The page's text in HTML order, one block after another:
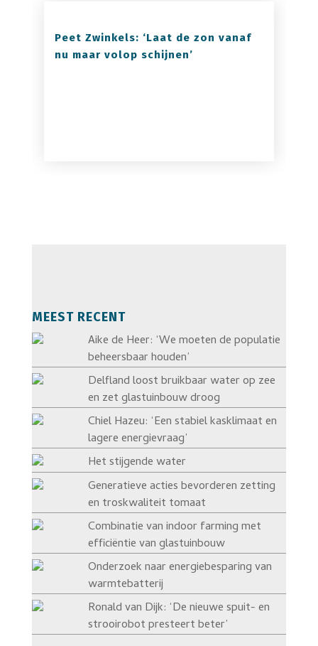
Peet Zwinkels: ‘Laat de zon vanaf
nu maar volop schijnen’
MEEST RECENT
Aike de Heer: ‘We moeten de populatie
beheersbaar houden’
Delfland loost bruikbaar water op zee
en zet glastuinbouw droog
Chiel Hazeu: ‘Een stabiel kasklimaat en
lagere energievraag’
Het stijgende water
Generatieve acties bevorderen zetting
en troskwaliteit tomaat
Combinatie van indoor farming met
efficiëntie van glastuinbouw
Onderzoek naar energiebesparing van
warmtebatterij
Ronald van Dijk: ‘De nieuwe spuit- en
strooirobot presteert beter’